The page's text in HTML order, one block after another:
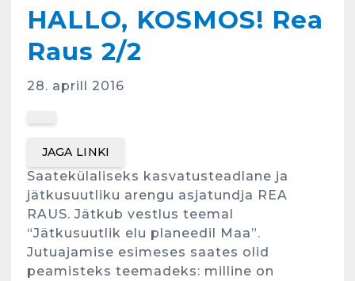
HALLO, KOSMOS! Rea
Raus 2/2
28. aprill 2016
JAGA LINKI
Saatekülaliseks kasvatusteadlane ja
jätkusuutliku arengu asjatundja REA
RAUS. Jätkub vestlus teemal
“Jätkusuutlik elu planeedil Maa”.
Jutuajamise esimeses saates olid
peamisteks teemadeks: milline on